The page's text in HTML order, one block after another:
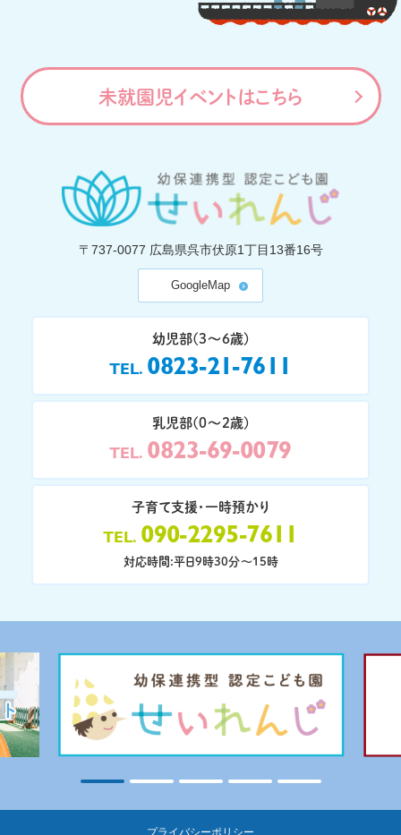
未就園児イベントはこちら
〒737-0077 広島県呉市伏原1丁目13番16号
GoogleMap
幼児部(3〜6歳)
TEL 0823-21-7611
乳児部(0〜2歳)
TEL 0823-69-0079
子育て支援・一時預かり
TEL 090-2295-7611
対応時間:平日9時30分〜15時